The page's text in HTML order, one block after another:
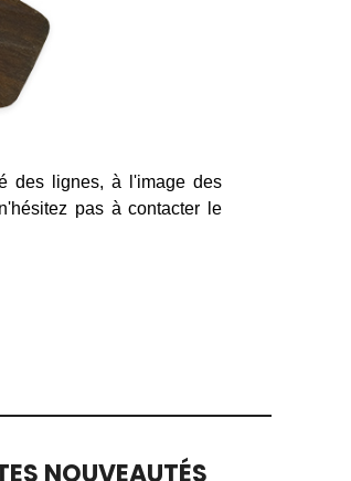
des lignes, à l'image des
pas à contacter le
NOUVEAUTÉS